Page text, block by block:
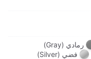
رمادي (Gray)
فضي (Silver)